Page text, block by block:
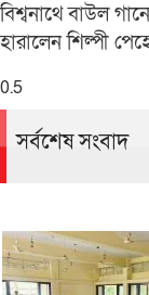
বিশ্বনাথে বাউল
হারালেন শিল্পী
সর্বশেষ সংবাদ